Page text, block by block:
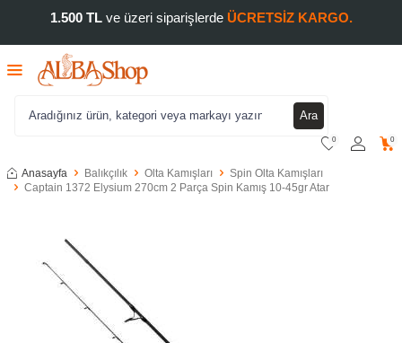
1.500 TLve üzeri siparişlerde ÜCRETSİZ KARGO.
Ara
0 0
Anasayfa Balıkçılık Olta Kamışları
Spin Olta Kamışları
Captain 1372 Elysium 270cm 2 Parça Spin Kamış 10-45gr Atar